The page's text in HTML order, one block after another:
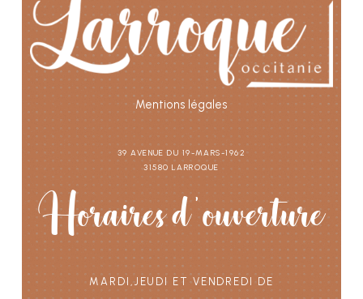
Mentions légales
39 avenue du 19-Mars-1962
31580 Larroque
Horaires d'ouverture
Mardi,Jeudi et vendredi de